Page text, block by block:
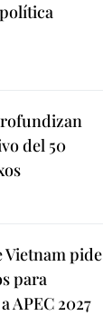
del 50
Vietnam pide
para
APEC 2027